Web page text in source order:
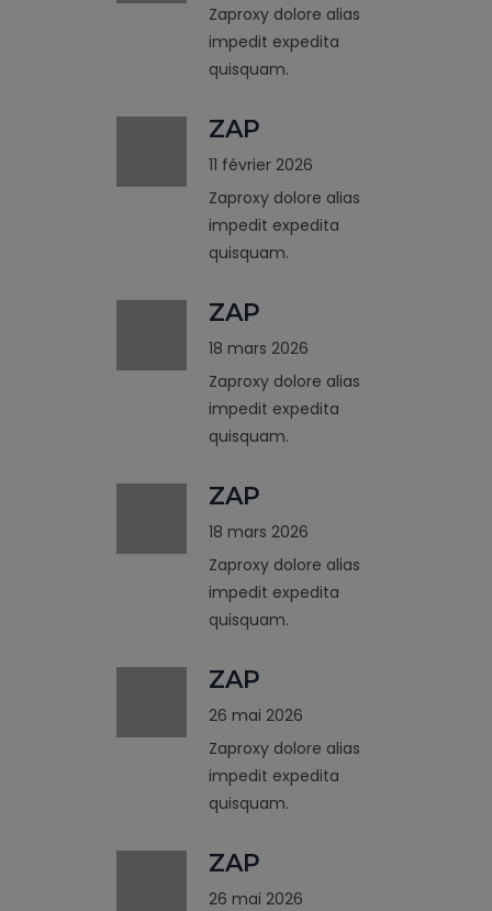
Zaproxy dolore alias
impedit expedita
quisquam.
ZAP
11 février 2026
Zaproxy dolore alias
impedit expedita
quisquam.
ZAP
18 mars 2026
Zaproxy dolore alias
impedit expedita
quisquam.
ZAP
18 mars 2026
Zaproxy dolore alias
impedit expedita
quisquam.
ZAP
26 mai 2026
Zaproxy dolore alias
impedit expedita
quisquam.
ZAP
26 mai 2026